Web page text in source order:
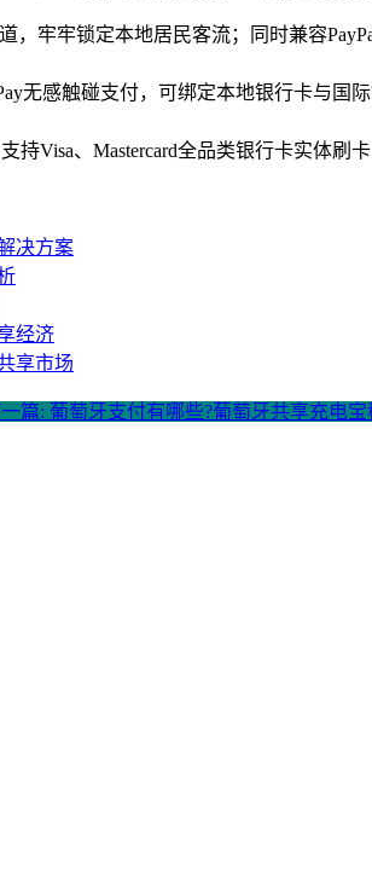
，牢牢锁定本地居民客流；同时兼容
无感触碰支付，可绑定本地银行卡与
持Visa、Mastercard全品类银行卡实体
决方案
经济
享市场
篇: 葡萄牙支付有哪些?葡萄牙共享充电